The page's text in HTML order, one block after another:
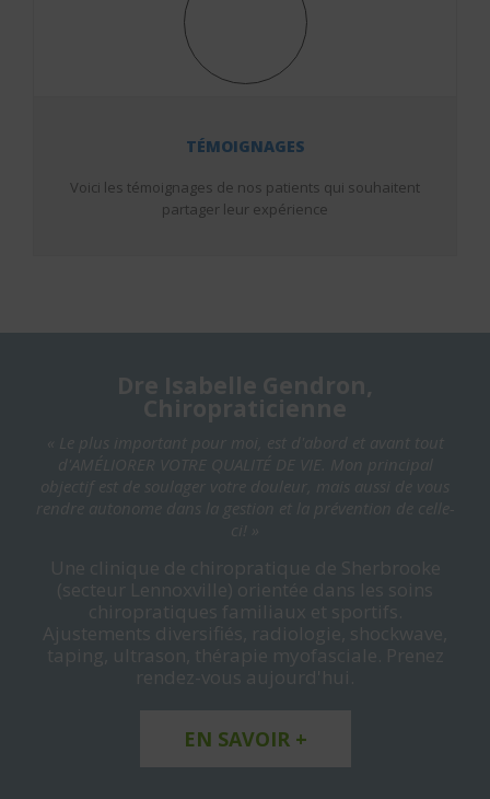
TÉMOIGNAGES
Voici les témoignages de nos patients qui souhaitent
partager leur expérience
Dre Isabelle Gendron,
Chiropraticienne
« Le plus important pour moi, est d'abord et avant tout
d'AMÉLIORER VOTRE QUALITÉ DE VIE. Mon principal
objectif est de soulager votre douleur, mais aussi de vous
rendre autonome dans la gestion et la prévention de celle-
ci! »
Une clinique de chiropratique de Sherbrooke
(secteur Lennoxville) orientée dans les soins
chiropratiques familiaux et sportifs.
Ajustements diversifiés, radiologie, shockwave,
taping, ultrason, thérapie myofasciale. Prenez
rendez-vous aujourd'hui.
EN SAVOIR +